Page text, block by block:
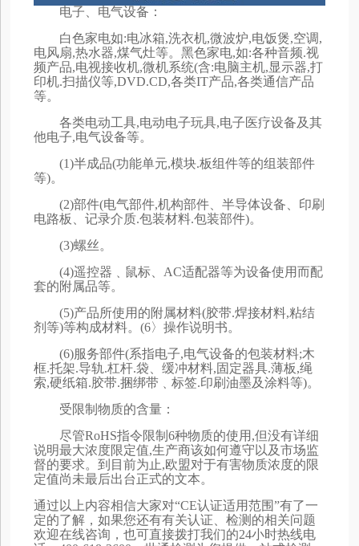
电子、电气设备：
白色家电如:电冰箱,洗衣机,微波炉,电饭煲,空调,
电风扇,热水器,煤气灶等。黑色家电,如:各种音频.视
频产品,电视接收机,微机系统(含:电脑主机,显示器,打
印机.扫描仪等,DVD.CD,各类IT产品,各类通信产品
等。
各类电动工具,电动电子玩具,电子医疗设备及其
他电子,电气设备等。
(1)半成品(功能单元,模块.板组件等的组装部件
等)。
(2)部件(电气部件,机构部件、半导体设备、印刷
电路板、记录介质.包装材料.包装部件)。
(3)螺丝。
(4)遥控器﹑鼠标、AC适配器等为设备使用而配
套的附属品等。
(5)产品所使用的附属材料(胶带.焊接材料,粘结
剂等)等构成材料。(6〉操作说明书。
(6)服务部件(系指电子,电气设备的包装材料;木
框.托架.导轨.杠杆.袋、缓冲材料,固定器具.薄板,绳
索,硬纸箱.胶带.捆绑带﹑标签.印刷油墨及涂料等)。
受限制物质的含量：
尽管RoHS指令限制6种物质的使用,但没有详细
说明最大浓度限定值,生产商该如何遵守以及市场监
督的要求。到目前为止,欧盟对于有害物质浓度的限
定值尚未最后出台正式的文本。
通过以上内容相信大家对“CE认证适用范围”有了一
定的了解，如果您还有有关认证、检测的相关问题
欢迎在线咨询，也可直接拨打我们的24小时热线电